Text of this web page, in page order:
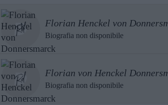
Florian Henckel von
Biografia non disponibile
Florian von Henckel
Biografia non disponibile